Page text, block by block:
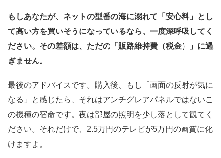
もしあなたが、ネットの型番の海に溺れて「安心料」とし
て高い方を買いそうになっているなら、一度深呼吸してく
ださい。その差額は、ただの「販路維持費（税金）」に過
ぎません。
最後のアドバイスです。購入後、もし「画面の反射が気に
なる」と感じたら、それはアンチグレアパネルではないこ
の機種の宿命です。夜は部屋の照明を少し落として観てく
ださい。それだけで、2.5万円のテレビが5万円の画質に化
けますよ。